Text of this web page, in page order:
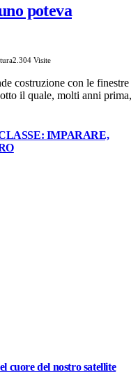
poteva
2.304 Visite
costruzione con le finestre
il quale, molti anni prima,
IMPARARE,
cuore del nostro satellite